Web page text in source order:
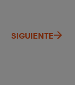
SIGUIENTE